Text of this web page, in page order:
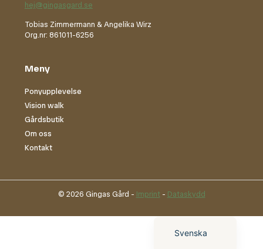
hej@gingasgard.se
Tobias Zimmermann & Angelika Wirz
Org.nr: 861011-6256
Meny
Ponyupplevelse
Vision walk
Gårdsbutik
Om oss
Kontakt
© 2026 Gingas Gård - Imprint- Dataskydd
Svenska
English (UK)